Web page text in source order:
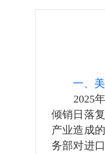
一、
2025年7
倾销日落
产业造成
务部对进